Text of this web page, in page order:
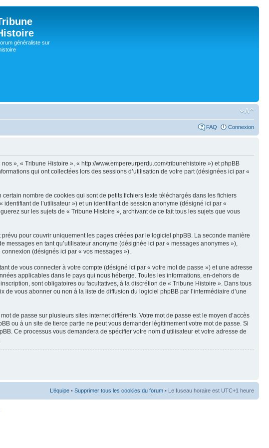
généraliste sur
FAQ Connexion
», « Tribune Histoire », « http://www.empereurperdu.com/tribunehistoire ») et phpBB
qui ont collectées lors des sessions d’utilisation de votre part (désignées ici par «
nombre de cookies qui sont de petits fichiers texte téléchargés dans les fichiers
de l’utilisateur ») et un identifiant de session anonyme (désigné ici par «
sur les sujets de « Tribune Histoire », archivant de ce fait tous les sujets que vous
pour couvrir uniquement les pages créées par le logiciel phpBB. La seconde manière
en tant qu’utilisateur anonyme (désignée ici par « messages anonymes »),
(désignés ici par « vos messages »).
de vous connecter à votre compte (désigné ici par « votre mot de passe ») et une adresse
applicables dans le pays qui nous héberge. Toutes les informations, en-dehors de
sont obligatoires ou facultatives, à la discrétion de « Tribune Histoire ». Dans tous
vous abonner ou non à la liste de diffusion du logiciel phpBB par l’intermédiaire d’une
de passe sur plusieurs sites internet différents. Votre mot de passe est le moyen d’accès
ou à un site de tierce partie ne peut vous demander légitimement votre mot de passe. Si
Ce processus vous demandera de spécifier votre nom d’utilisateur et votre adresse de
L’équipe • Supprimer tous les cookies du forum • Le fuseau horaire est UTC+1 heure